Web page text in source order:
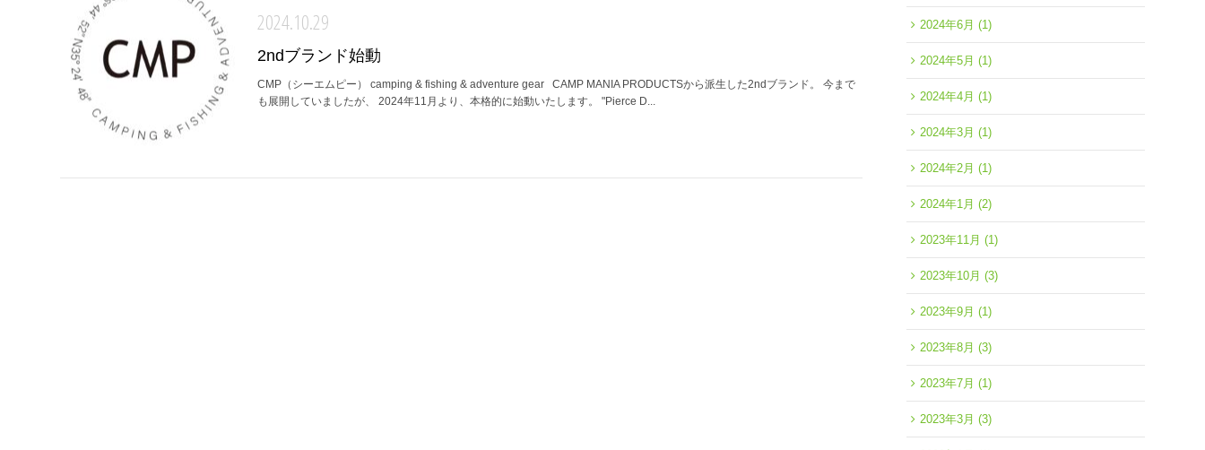
2024.10.29
2ndブランド始動
CMP（シーエムピー） camping & fishing & adventure gear CAMP MANIA PRODUCTSから派生した2ndブランド。 今まで
も展開していましたが、 2024年11月より、本格的に始動いたします。 "Pierce D...
2024年6月 (1)
2024年5月 (1)
2024年4月 (1)
2024年3月 (1)
2024年2月 (1)
2024年1月 (2)
2023年11月 (1)
2023年10月 (3)
2023年9月 (1)
2023年8月 (3)
2023年7月 (1)
2023年3月 (3)